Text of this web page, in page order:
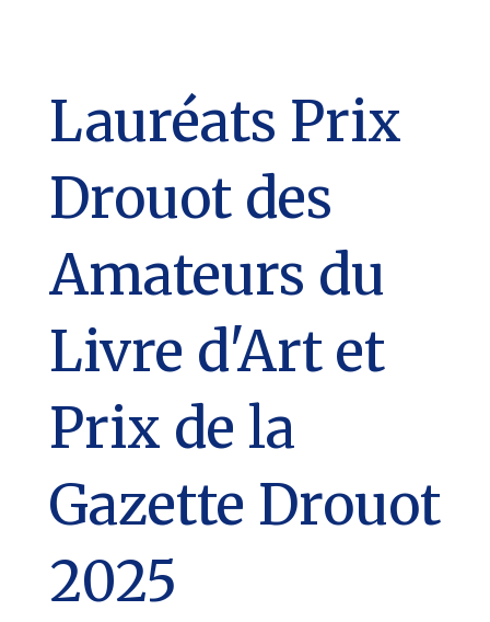
Lauréats Prix
Drouot des
Amateurs du
Livre d'Art et
Prix de la
Gazette Drouot
2025